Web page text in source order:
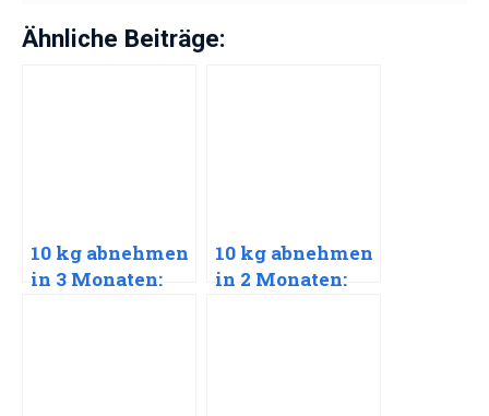
Ähnliche Beiträge:
10 kg abnehmen
in 3 Monaten:
10 kg abnehmen
in 2 Monaten: